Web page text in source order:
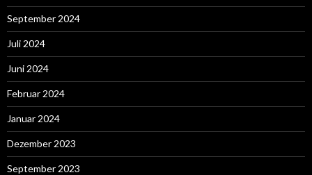
September 2024
Juli 2024
Juni 2024
Februar 2024
Januar 2024
Dezember 2023
September 2023